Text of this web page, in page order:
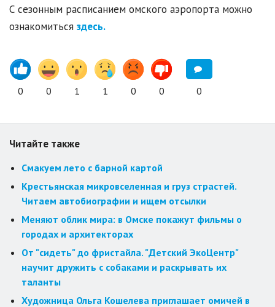
С сезонным расписанием омского аэропорта можно
ознакомиться здесь.
0 0 1 1 0 0 0
Читайте также
Смакуем лето с барной картой
Крестьянская микровселенная и груз страстей.
Читаем автобиографии и ищем отсылки
Меняют облик мира: в Омске покажут фильмы о
городах и архитекторах
От "сидеть" до фристайла. "Детский ЭкоЦентр"
научит дружить с собаками и раскрывать их
таланты
Художница Ольга Кошелева приглашает омичей в